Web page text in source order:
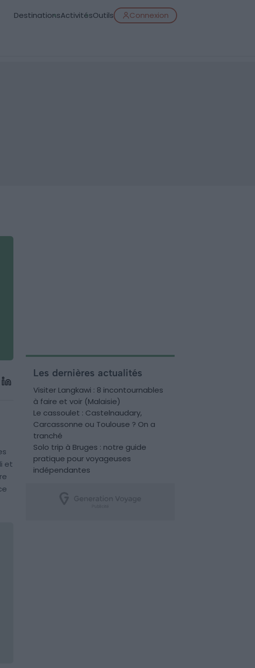
DestinationsActivitésOutils Connexion
et
Les dernières actualités
Visiter Langkawi : 8 incontournables
à faire et voir (Malaisie)
Le cassoulet : Castelnaudary,
Carcassonne ou Toulouse ? On a
tranché
Solo trip à Bruges : notre guide
pratique pour voyageuses
indépendantes